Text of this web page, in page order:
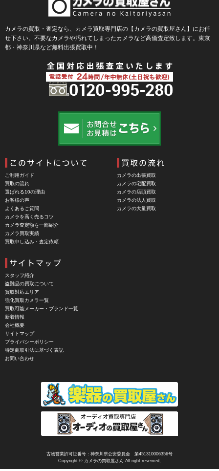
BLACKRAPID （ブラックラピッド）
BLaKPIXEL（ブラックピクセル）
Bokkeh（ボケ）
Bolsey（ボルシー）
BRAUN（ブラウン）
BUFFALO（バッファロー）
Cam Caddie（カムキャディ）
Carhartt（カーハート）
Carl Zeiss Jena（カールツアイスイエナ）
CASIO（カシオ）
CBL Lens（シービーエル）
CHINON（チノン）
CHIYOCA 千代田商会（ちよだしょうかい）
CIESTA（シエスタ）
Cineroid（シネロイド）
CINEVATE （シネベート）
CIRO （シロ）
CLARUS（クラルス）
Clay Smith（クレイスミス）
COMET（コメット）
Corfield（コーフィールド）
COSINA（コシナ）
COSMOS（コスモスインターナショナル）
COTTA（コッタ）
CRECIA（クレシア）
カメラの買取・査定なら、カメラ買取専門店の【カメラの買取屋さん】にお任
せ下さい。不要なカメラや汚れてしまったカメラなど高価査定致します。東京
都・神奈川県など無料出張買取中！
ご利用ガイド
買取の流れ
選ばれる10の理由
お客様の声
よくあるご質問
カメラを高く売るコツ
カメラ査定額を一部紹介
カメラ買取実績
買取申し込み・査定依頼
カメラの出張買取
カメラの宅配買取
カメラの店頭買取
カメラの法人買取
カメラの大量買取
スタッフ紹介
盗難品の買取について
買取対応エリア
強化買取カメラ一覧
買取可能メーカー・ブランド一覧
新着情報
会社概要
サイトマップ
プライバシーポリシー
特定商取引法に基づく表記
お問い合わせ
古物営業許可証番号：神奈川県公安委員会 第451310006356号
Copyright © カメラの買取屋さん All right reserved,